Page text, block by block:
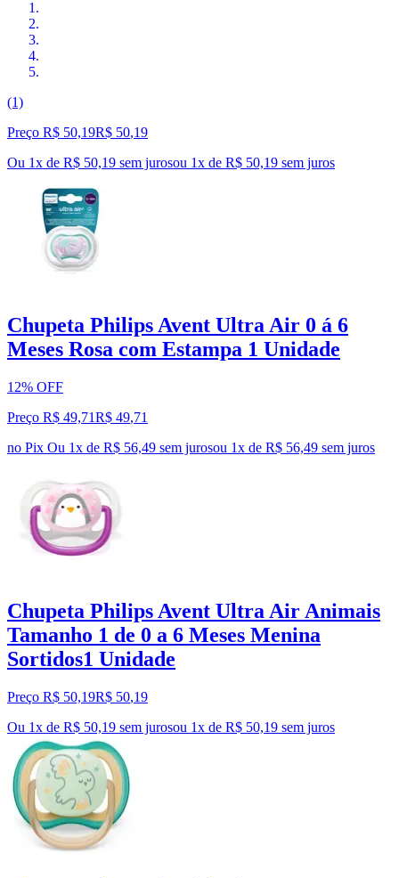
(1)
Preço R$ 50,19R$ 50,19
Ou 1x de R$ 50,19 sem jurosou 1x de R$ 50,19 sem juros
Chupeta Philips Avent Ultra Air 0 á 6
Meses Rosa com Estampa 1 Unidade
12% OFF
Preço R$ 49,71R$ 49,71
no Pix Ou 1x de R$ 56,49 sem jurosou 1x de R$ 56,49 sem juros
Chupeta Philips Avent Ultra Air Animais
Tamanho 1 de 0 a 6 Meses Menina
Sortidos1 Unidade
Preço R$ 50,19R$ 50,19
Ou 1x de R$ 50,19 sem jurosou 1x de R$ 50,19 sem juros